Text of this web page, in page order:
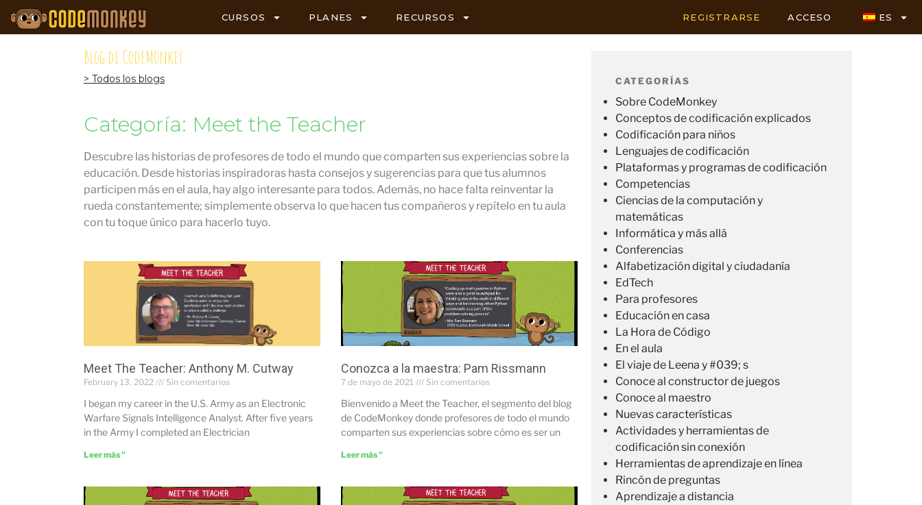
CURSOS PLANES RECURSOS REGISTRARSE ACCESO ES
Blog de CodeMonkey
> Todos los blogs
Categoría: Meet the Teacher
Descubre las historias de profesores de todo el mundo que comparten sus experiencias sobre la
educación. Desde historias inspiradoras hasta consejos y sugerencias para que tus alumnos
participen más en el aula, hay algo interesante para todos. Además, no hace falta reinventar la
rueda constantemente; simplemente observa lo que hacen tus compañeros y repítelo en tu aula
con tu toque único para hacerlo tuyo.
Meet The Teacher: Anthony M. Cutway
February 13, 2022 Sin comentarios
I began my career in the U.S. Army as an Electronic
Warfare Signals Intelligence Analyst. After five years
in the Army I completed an Electrician
Leer más "
Conozca a la maestra: Pam Rissmann
7 de mayo de 2021 Sin comentarios
Bienvenido a Meet the Teacher, el segmento del blog
de CodeMonkey donde profesores de todo el mundo
comparten sus experiencias sobre cómo es ser un
Leer más "
CATEGORÍAS
Sobre CodeMonkey
Conceptos de codificación explicados
Codificación para niños
Lenguajes de codificación
Plataformas y programas de codificación
Competencias
Ciencias de la computación y
matemáticas
Informática y más allá
Conferencias
Alfabetización digital y ciudadanía
EdTech
Para profesores
Educación en casa
La Hora de Código
En el aula
El viaje de Leena y #039; s
Conoce al constructor de juegos
Conoce al maestro
Nuevas características
Actividades y herramientas de
codificación sin conexión
Herramientas de aprendizaje en línea
Rincón de preguntas
Aprendizaje a distancia